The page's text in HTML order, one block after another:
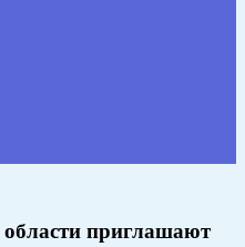
приглашают